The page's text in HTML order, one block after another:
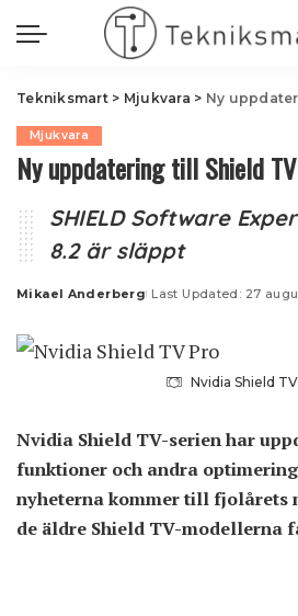
Tekniksmart> Mjukvara > Ny
Mjukvara
Ny uppdatering till Shield
SHIELD Software
8.2 är släppt
Posted
Mikael Anderberg Last Updated: 27
Nvidia Shield
Nvidia Shield TV-serien har
funktioner och andra
nyheterna kommer till fjolårets
de äldre Shield TV-modellerna